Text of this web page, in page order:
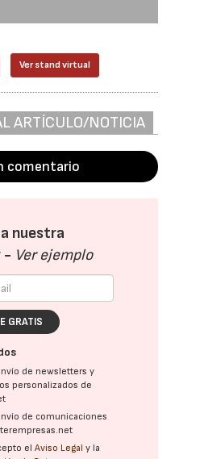
Ver stand virtual
ARTÍCULO/NOTICIA
comentario
nuestra
- Ver ejemplo
GRATIS
de newsletters y
personalizados de
de comunicaciones
elAviso Legal y la